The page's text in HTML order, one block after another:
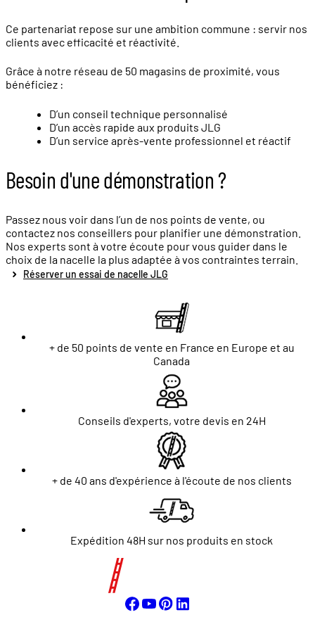
Ce partenariat repose sur une ambition commune : servir nos
clients avec efficacité et réactivité.
Grâce à notre réseau de 50 magasins de proximité, vous
bénéficiez :
D’un conseil technique personnalisé
D’un accès rapide aux produits JLG
D’un service après-vente professionnel et réactif
Besoin d'une démonstration ?
Passez nous voir dans l’un de nos points de vente, ou
contactez nos conseillers pour planifier une démonstration.
Nos experts sont à votre écoute pour vous guider dans le
choix de la nacelle la plus adaptée à vos contraintes terrain.
Réserver un essai de nacelle JLG
+ de 50 points de vente en France en Europe et au
Canada
Conseils d'experts, votre devis en 24H
+ de 40 ans d'expérience à l'écoute de nos clients
Expédition 48H sur nos produits en stock